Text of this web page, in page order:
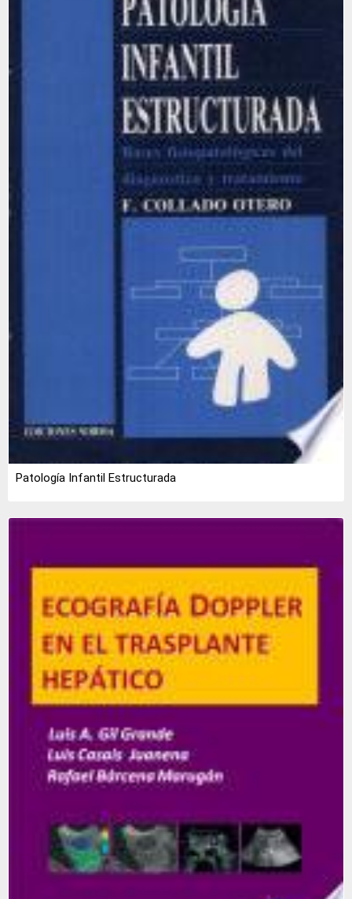
Patología Infantil Estructurada